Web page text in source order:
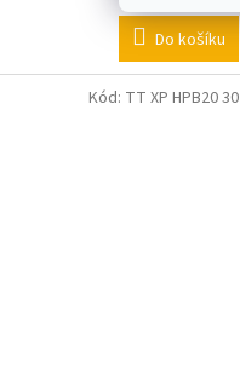
Do košíku
Kód: TT XP HPB20 30